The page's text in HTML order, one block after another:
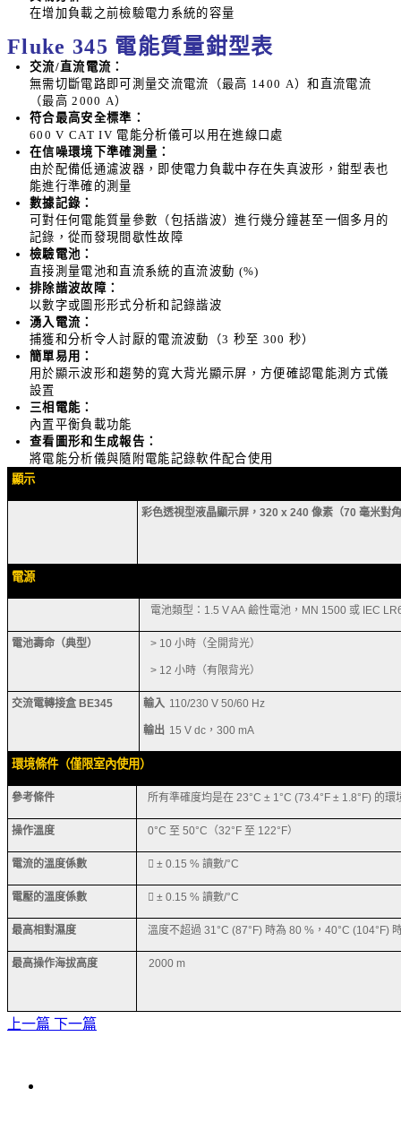
在增加負載之前檢驗電力系統的容量
Fluke 345 電能質量鉗型表
交流/ 直流電流：
無需切斷電路即可測量交流電流（最高 1400 A ）和直流電流
（最高 2000 A ）
符合最高安全標準：
600 V CAT IV 電能分析儀可以用在進線口處
在信噪環境下準確測量：
由於配備低通濾波器，即使電力負載中存在失真波形，鉗型表也
能進行準確的測量
數據記錄：
可對任何電能質量參數（包括諧波）進行幾分鐘甚至一個多月的
記錄，從而發現間歇性故障
檢驗電池：
直接測量電池和直流系統的直流波動 (%)
排除諧波故障：
以數字或圖形形式分析和記錄諧波
湧入電流：
捕獲和分析令人討厭的電流波動（3 秒至 300秒）
簡單易用：
用於顯示波形和趨勢的寬大背光顯示屏，方便確認電能測方式儀
設置
三相電能：
內置平衡負載功能
查看圖形和生成報告：
將電能分析儀與隨附電能記錄軟件配合使用
顯示
彩色透視型液晶顯示屏， 320 x 240 像素（70 毫米對
電源
電池類型： 1.5 V AA 鹼性電池， MN 1500 或IEC
電池壽命（典型） > 10 小時（全開背光）
> 12 小時（有限背光）
交流電轉接盒BE345 輸入 110/230 V 50/60 Hz
輸出 15 V dc， 300 mA
環境條件（僅限室內使用）
參考條件 所有準確度均是在23°C ± 1°C (73.4°F ± 1.8°F) 的環
操作溫度 0°C 至 50°C （32°F 至 122°F）
電流的溫度係數  ± 0.15 % 讀數/°C
電壓的溫度係數  ± 0.15 % 讀數/°C
最高相對濕度 溫度不超過 31°C (87°F) 時為 80 %， 40°C (104°F)
最高操作海拔高度 2000 m
上一篇 下一篇